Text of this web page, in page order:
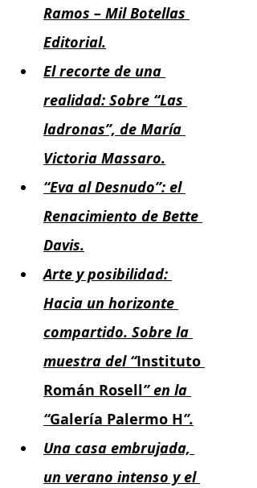
Ramos – Mil Botellas
Editorial.
El recorte de una
realidad: Sobre “Las
ladronas”, de María
Victoria Massaro.
“Eva al Desnudo”: el
Renacimiento de Bette
Davis.
Arte y posibilidad:
Hacia un horizonte
compartido. Sobre la
muestra del “Instituto
Román Rosell” en la
“Galería Palermo H”.
Una casa embrujada,
un verano intenso y el